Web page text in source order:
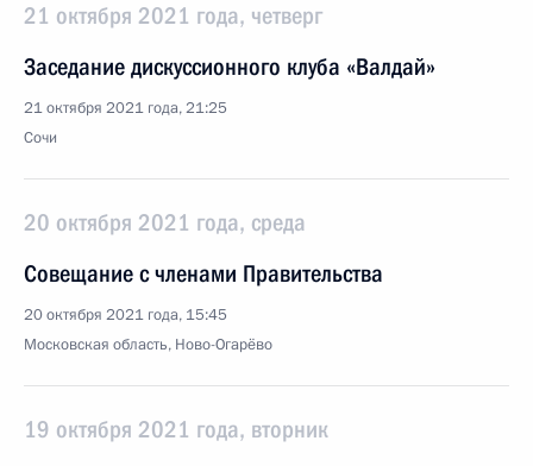
21 октября 2021 года, четверг
Заседание дискуссионного клуба «Валдай»
21 октября 2021 года, 21:25
Сочи
20 октября 2021 года, среда
Совещание с членами Правительства
20 октября 2021 года, 15:45
Московская область, Ново-Огарёво
19 октября 2021 года, вторник